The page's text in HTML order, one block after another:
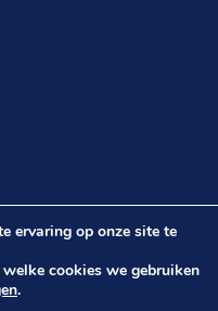
ervaring op onze site te
cookies we gebruiken
.